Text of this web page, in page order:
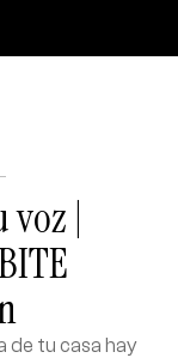
voz |
de tu casa hay